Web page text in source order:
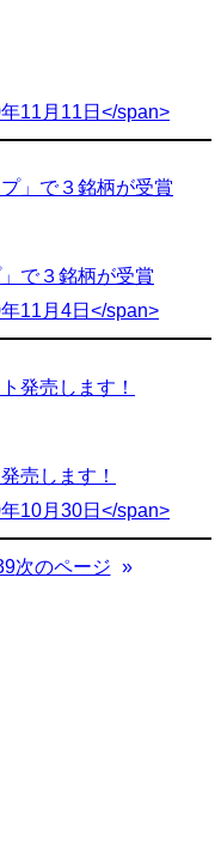
11月11日</span>
で３銘柄が受賞
11月4日</span>
売します！
10月30日</span>
次のページ »